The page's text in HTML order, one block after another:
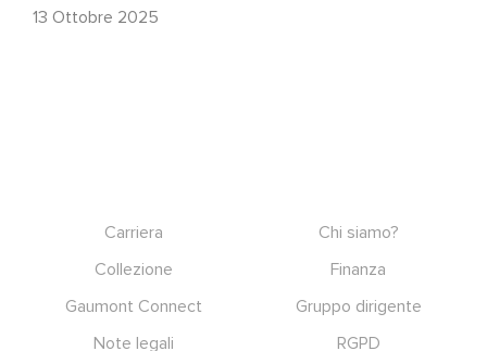
13 Ottobre 2025
Carriera
Chi siamo?
Collezione
Finanza
Gaumont Connect
Gruppo dirigente
Note legali
RGPD